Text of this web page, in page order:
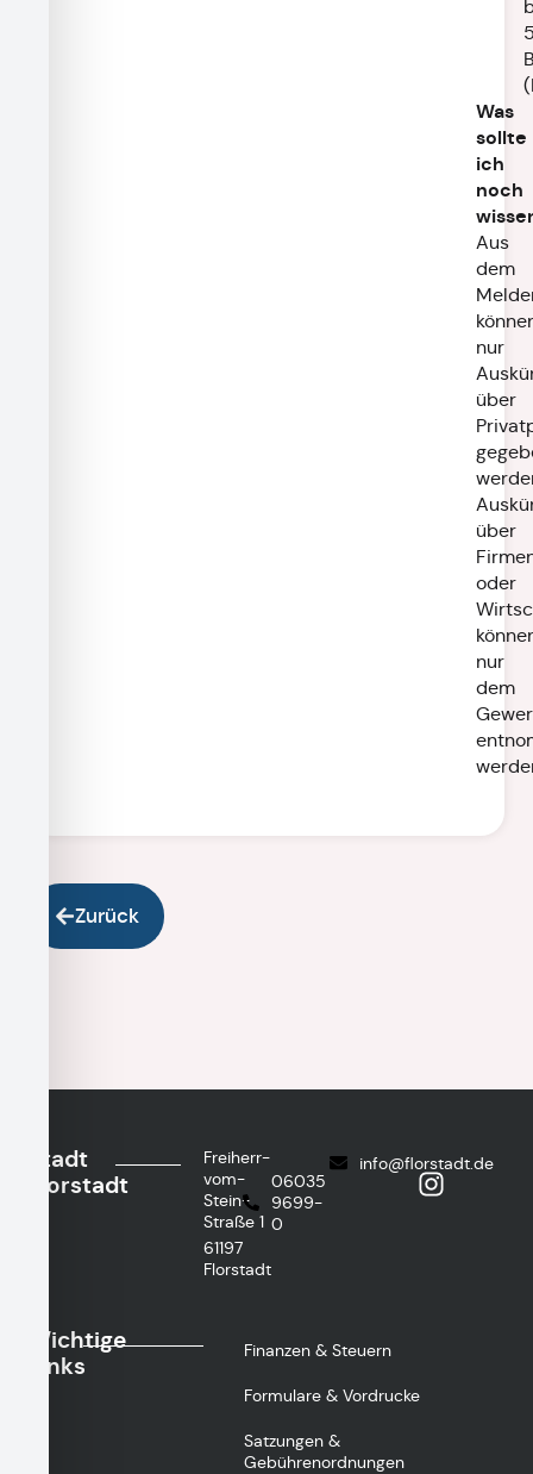
Was
sollte
ich
noch
Aus
dem
nur
über
über
oder
nur
dem
Zurück
Stadt
Florstadt
Freiherr-
vom-
Stein-
Straße 1
61197
Florstadt
06035
9699-
0
info@florstadt.de
Wichtige
Links
Finanzen & Steuern
Formulare & Vordrucke
Satzungen &
Gebührenordnungen